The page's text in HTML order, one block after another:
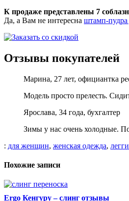
К продаже представлены 7
Да, а Вам не интересна штамп-пудра
Отзывы покупателей
Марина, 27 лет, официантка
Модель просто прелесть.
Ярослава, 34 года, бухгалтер
Зимы у нас очень холодные.
: для женщин, женская одежда,
Похожие записи
Ergo Кенгуру – слинг отзывы